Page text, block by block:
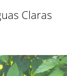
Claras